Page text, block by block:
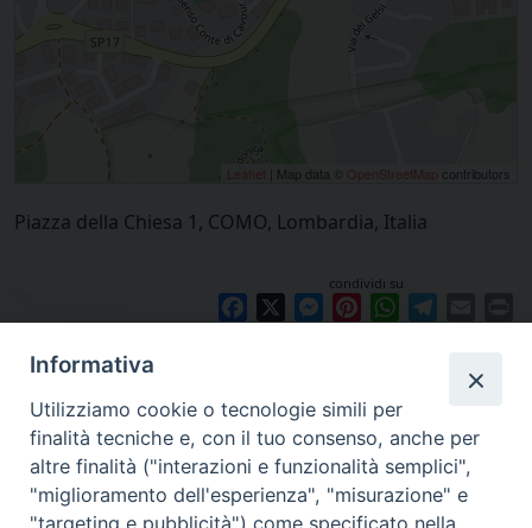
Leaflet | Map data © OpenStreetMap contributors
Piazza della Chiesa 1, COMO, Lombardia, Italia
condividi su
Facebook Messenger
PinterestWhatsApp
Informativa
Utilizziamo cookie o tecnologie simili per
finalità tecniche e, con il tuo consenso, anche per
altre finalità ("interazioni e funzionalità semplici",
"miglioramento dell'esperienza", "misurazione" e
"targeting e pubblicità") come specificato nella